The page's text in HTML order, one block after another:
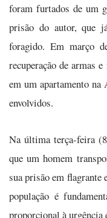
foram furtados de um
prisão do autor, que
foragido. Em março
recuperação de armas
em um apartamento na
envolvidos.
Na última terça-feira
que um homem
sua prisão em flagrante
população é
proporcional à urgência